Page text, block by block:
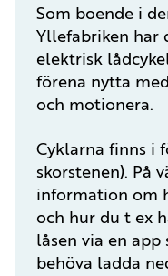
Som boende i
Yllefabriken har
elektrisk
förena nytta
och motionera.
Cyklarna finns i
skorstenen). På
information om
och hur du t ex
låsen via en
behöva ladda